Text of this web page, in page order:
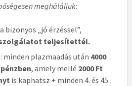
megháláljuk:
bizonyos „jó érzéssel”,
teljesítettél.
plazmaadás után 4000
, amely mellé 2000 Ft
is kaphatsz + minden 4. és 45.